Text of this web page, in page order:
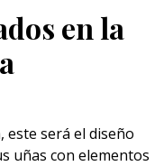
en la
este será el diseño
uñas con elementos